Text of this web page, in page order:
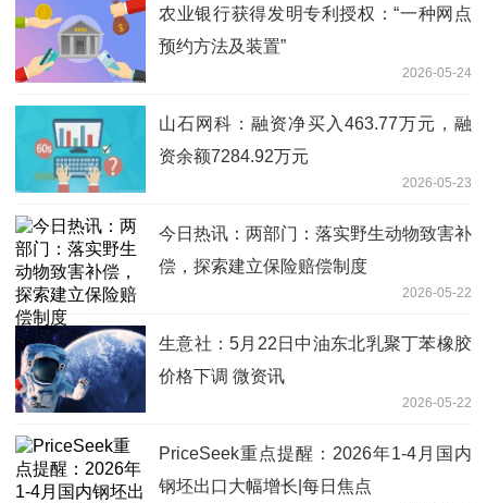
农业银行获得发明专利授权：“一种网点
预约方法及装置”
2026-05-24
山石网科：融资净买入463.77万元，融
资余额7284.92万元
2026-05-23
今日热讯：两部门：落实野生动物致害补
偿，探索建立保险赔偿制度
2026-05-22
生意社：5月22日中油东北乳聚丁苯橡胶
价格下调 微资讯
2026-05-22
PriceSeek重点提醒：2026年1-4月国内
钢坯出口大幅增长|每日焦点